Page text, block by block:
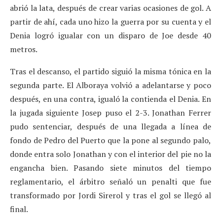
abrió la lata, después de crear varias ocasiones de gol. A
partir de ahí, cada uno hizo la guerra por su cuenta y el
Denia logró igualar con un disparo de Joe desde 40
metros.
Tras el descanso, el partido siguió la misma tónica en la
segunda parte. El Alboraya volvió a adelantarse y poco
después, en una contra, igualó la contienda el Denia. En
la jugada siguiente Josep puso el 2-3. Jonathan Ferrer
pudo sentenciar, después de una llegada a línea de
fondo de Pedro del Puerto que la pone al segundo palo,
donde entra solo Jonathan y con el interior del pie no la
engancha bien. Pasando siete minutos del tiempo
reglamentario, el árbitro señaló un penalti que fue
transformado por Jordi Sirerol y tras el gol se llegó al
final.